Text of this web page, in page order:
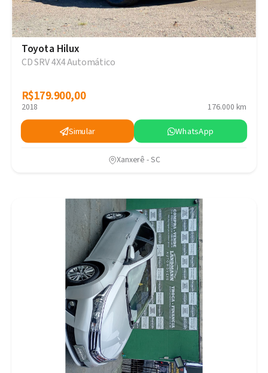
Toyota Hilux
CD SRV 4X4 Automático
R$179.900,00
R$179.900,00
2018 176.000 km
Simular WhatsApp
Xanxerê - SC